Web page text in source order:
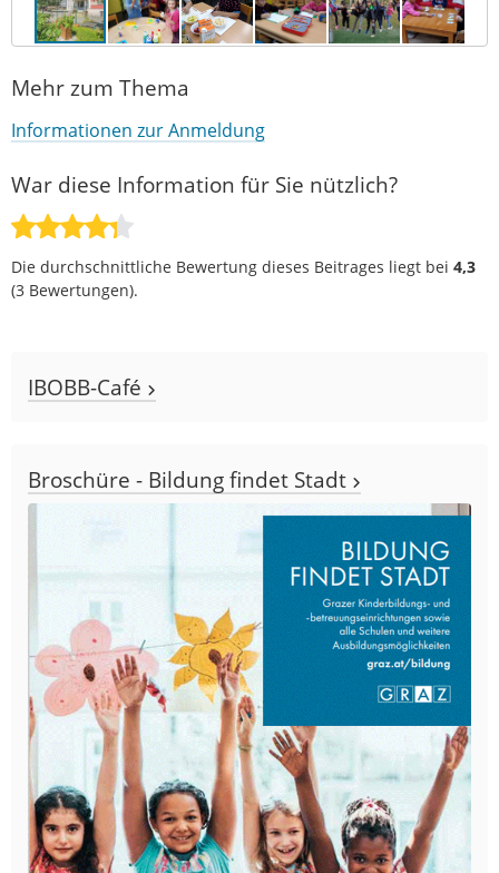
Mehr zum Thema
Informationen zur Anmeldung
War diese Information für Sie nützlich?
Die durchschnittliche Bewertung dieses Beitrages liegt bei 4,3
(3 Bewertungen).
IBOBB-Café
Broschüre - Bildung findet Stadt